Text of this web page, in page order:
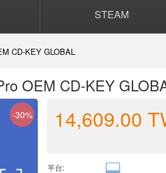
STEAM
CD-KEY GLOBAL
OEM CD-KEY
-30% 14,609.00
平台: